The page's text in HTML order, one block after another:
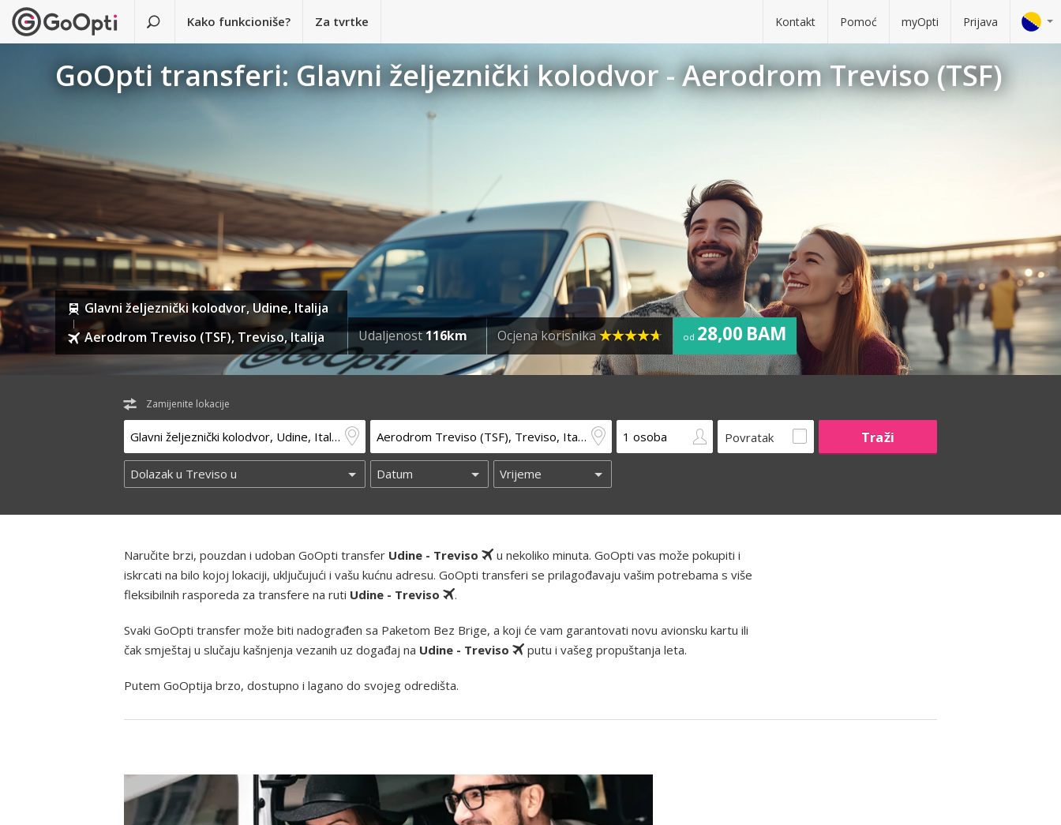
Kako funkcioniše? Za tvrtke Kontakt Pomoć myOpti Prijava
GoOpti transferi: Glavni željeznički kolodvor - Aerodrom Treviso (TSF)
Glavni željeznički kolodvor, Udine, Italija
Aerodrom Treviso (TSF), Treviso, Italija
Udaljenost116km Ocjena korisnika od 28,00 BAM
Zamijenite lokacije
Povratak
Naručite brzi, pouzdan i udoban GoOpti transfer Udine - Treviso
u nekoliko minuta. GoOpti vas može pokupiti i
iskrcati na bilo kojoj lokaciji, uključujući i vašu kućnu adresu. GoOpti transferi se prilagođavaju vašim potrebama s više
fleksibilnih rasporeda za transfere na ruti Udine - Treviso .
Svaki GoOpti transfer može biti nadograđen sa Paketom Bez Brige, a koji će vam garantovati novu avionsku kartu ili
čak smještaj u slučaju kašnjenja vezanih uz događaj na Udine - Treviso putu i vašeg propuštanja leta.
Putem GoOptija brzo, dostupno i lagano do svojeg odredišta.